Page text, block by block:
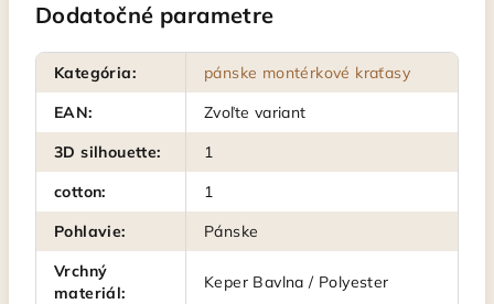
Dodatočné parametre
Kategória:
pánske montérkové kraťasy
EAN:
Zvoľte variant
3D silhouette:
1
cotton:
1
Pohlavie:
Pánske
Vrchný
materiál:
Keper Bavlna / Polyester